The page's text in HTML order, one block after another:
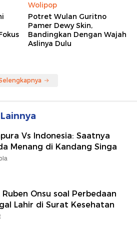
Wolipop
Potret Wulan Guritno
Pamer Dewy Skin,
Bandingkan Dengan Wajah
Aslinya Dulu
Vs Indonesia: Saatnya
Menang di Kandang Singa
Ruben Onsu soal Perbedaan
Lahir di Surat Kesehatan